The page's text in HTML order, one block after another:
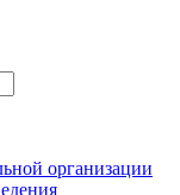
организации